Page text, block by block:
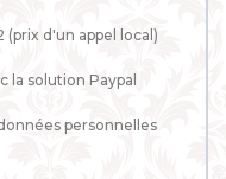
(prix d'un appel local)
la solution Paypal
personnelles